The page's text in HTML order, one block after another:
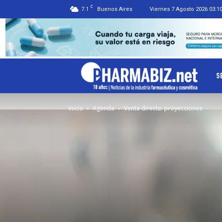
7.1 C Buenos Aires Viernes 7 Agosto 2026 03:10
Inicio Agenda Venta directa: proyecciones